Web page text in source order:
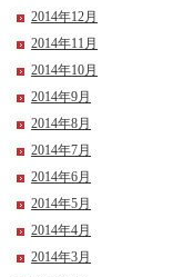
2014年12月
2014年11月
2014年10月
2014年9月
2014年8月
2014年7月
2014年6月
2014年5月
2014年4月
2014年3月